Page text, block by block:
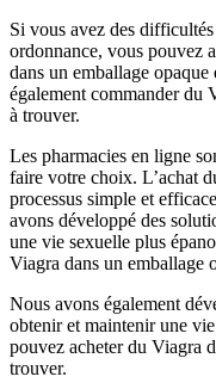
Si vous avez des
ordonnance, vous pouvez
dans un emballage
également commander du
à trouver.
Les pharmacies en ligne
faire votre choix. L’achat
processus simple et
avons développé des
une vie sexuelle plus
Viagra dans un emballage
Nous avons également
obtenir et maintenir une
pouvez acheter du Viagra
trouver.